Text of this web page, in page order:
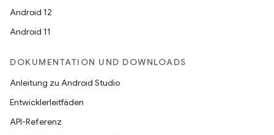
Android 12
Android 11
DOKUMENTATION UND DOWNLOADS
Anleitung zu Android Studio
Entwicklerleitfäden
API-Referenz